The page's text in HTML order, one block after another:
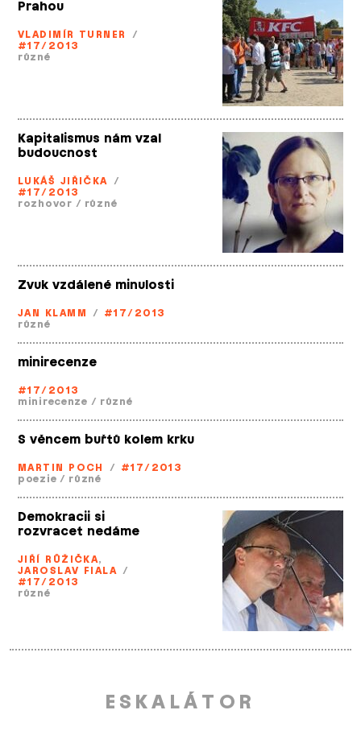
Prahou
VLADIMÍR TURNER
/
#17/2013
různé
Kapitalismus nám vzal
budoucnost
LUKÁŠ JIŘIČKA /
#17/2013
rozhovor / různé
Zvuk vzdálené minulosti
JAN KLAMM / #17/2013
různé
minirecenze
#17/2013
minirecenze / různé
S věncem buřtů kolem krku
MARTIN POCH / #17/2013
poezie / různé
Demokracii si
rozvracet nedáme
JIŘÍ RŮŽIČKA,
JAROSLAV FIALA /
#17/2013
různé
ESKALÁTOR